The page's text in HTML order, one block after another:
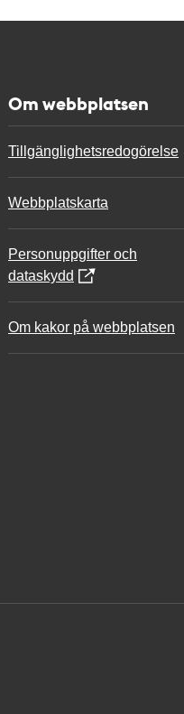
Om webbplatsen
Tillgänglighetsredogörelse
Webbplatskarta
Personuppgifter och
dataskydd
Om kakor på webbplatsen